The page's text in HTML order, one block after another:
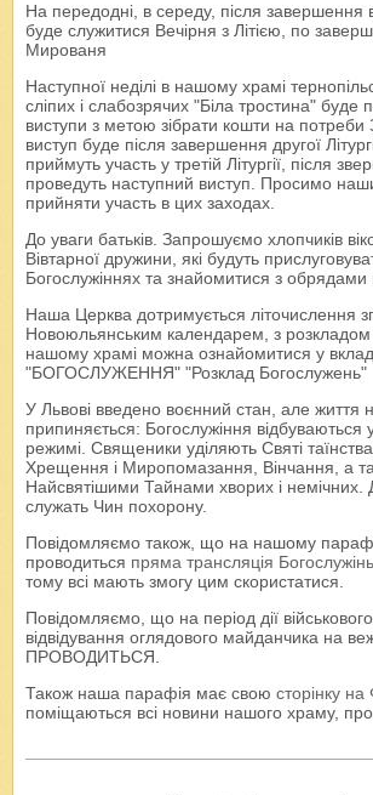
На передодні, в середу, після завершення
буде служитися Вечірня з Літією, по
Мированя
Наступної неділі в нашому храмі
сліпих і слабозрячих "Біла тростина" буде
виступи з метою зібрати кошти на
виступ буде після завершення другої
приймуть участь у третій Літургії, після
проведуть наступний виступ. Просимо
прийняти участь в цих заходах.
До уваги батьків. Запрошуємо хлопчиків
Вівтарної дружини, які будуть
Богослужіннях та знайомитися з
Наша Церква дотримується літочислення
Новоюльянським календарем, з розкладом
нашому храмі можна ознайомитися у
"БОГОСЛУЖЕННЯ" "Розклад Богослужень"
У Львові введено воєнний стан, але життя
припиняється: Богослужіння відбуваються
режимі. Священики уділяють Святі таїнства
Хрещення і Миропомазання, Вінчання, а
Найсвятішими Тайнами хворих і
служать Чин похорону.
Повідомляємо також, що на нашому
проводиться пряма трансляція Богослужінь
тому всі мають змогу цим скористатися.
Повідомляємо, що на період дії
відвідування оглядового майданчика на
ПРОВОДИТЬСЯ.
Також наша парафія має свою сторінку на
поміщаються всі новини нашого храму,